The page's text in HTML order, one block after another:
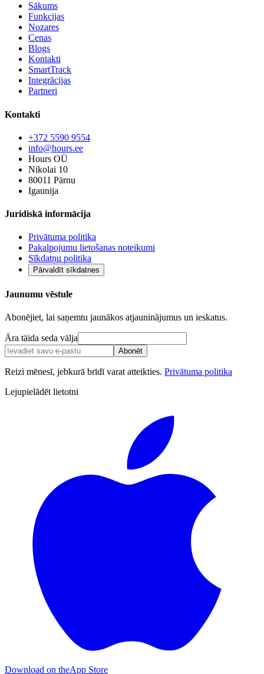
Sākums
Funkcijas
Nozares
Cenas
Blogs
Kontakti
SmartTrack
Integrācijas
Partneri
Kontakti
+372 5590 9554
info@hours.ee
Hours OÜ
Nikolai 10
80011 Pärnu
Igaunija
Juridiskā informācija
Privātuma politika
Pakalpojumu lietošanas noteikumi
Sīkdatņu politika
Pārvaldīt sīkdatnes
Jaunumu vēstule
Abonējiet, lai saņemtu jaunākos atjauninājumus un ieskatus.
Ära täida seda välja
Abonēt
Reizi mēnesī, jebkurā brīdī varat atteikties. Privātuma politika
Lejupielādēt lietotni
Download on theApp Store